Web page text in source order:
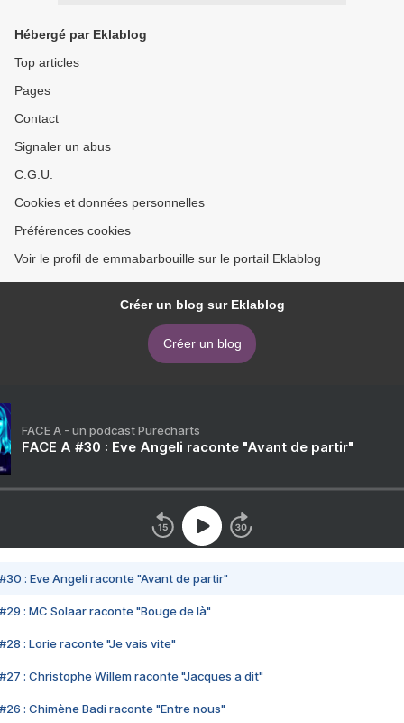
Hébergé par Eklablog
Top articles
Pages
Contact
Signaler un abus
C.G.U.
Cookies et données personnelles
Préférences cookies
Voir le profil de emmabarbouille sur le portail Eklablog
Créer un blog sur Eklablog
Créer un blog
FACE A - un podcast Purecharts
FACE A #30 : Eve Angeli raconte "Avant de partir"
#30 : Eve Angeli raconte "Avant de partir"
#29 : MC Solaar raconte "Bouge de là"
#28 : Lorie raconte "Je vais vite"
#27 : Christophe Willem raconte "Jacques a dit"
#26 : Chimène Badi raconte "Entre nous"